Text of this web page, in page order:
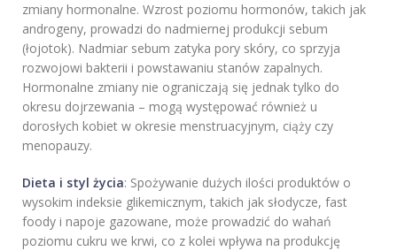
zmiany hormonalne. Wzrost poziomu hormonów, takich jak
androgeny, prowadzi do nadmiernej produkcji sebum
(łojotok). Nadmiar sebum zatyka pory skóry, co sprzyja
rozwojowi bakterii i powstawaniu stanów zapalnych.
Hormonalne zmiany nie ograniczają się jednak tylko do
okresu dojrzewania – mogą występować również u
dorosłych kobiet w okresie menstruacyjnym, ciąży czy
menopauzy.
Dieta i styl życia: Spożywanie dużych ilości produktów o
wysokim indeksie glikemicznym, takich jak słodycze, fast
foody i napoje gazowane, może prowadzić do wahań
poziomu cukru we krwi, co z kolei wpływa na produkcję